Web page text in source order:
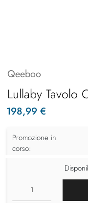
Qeeboo
Lullaby Tavolo
198,99 €
Promozione in
corso: